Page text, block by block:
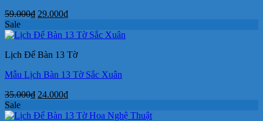
59.000₫ Giá
là:
29.000₫Giá
tại
29.000₫.
Sale
Lịch Để Bàn 13 Tờ
Mẫu Lịch Bàn 13 Tờ Sắc Xuân
35.000₫ Giá
là:
24.000₫Giá
tại
Sale